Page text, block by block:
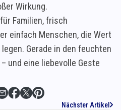
Wirkung.
Familien, frisch
einfach Menschen, die Wert
Gerade in den feuchten
und eine liebevolle Geste
Nächster Artikel